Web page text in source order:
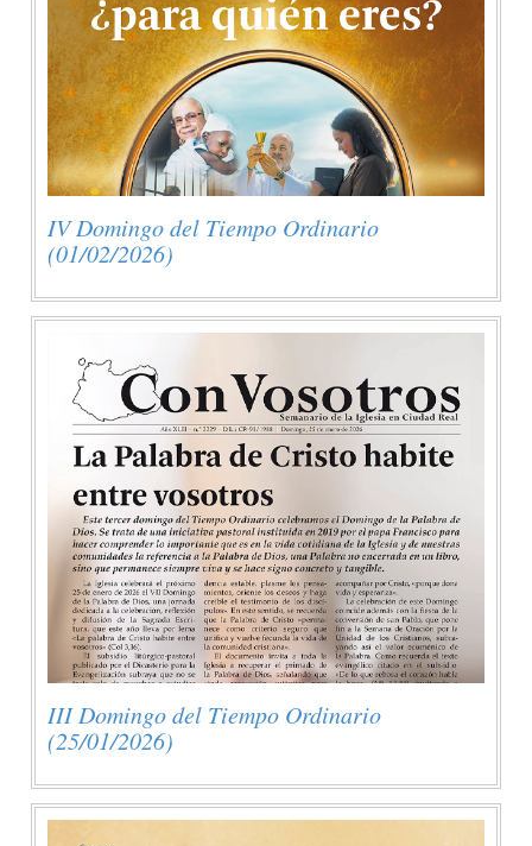
IV Domingo del Tiempo Ordinario
(01/02/2026)
III Domingo del Tiempo Ordinario
(25/01/2026)